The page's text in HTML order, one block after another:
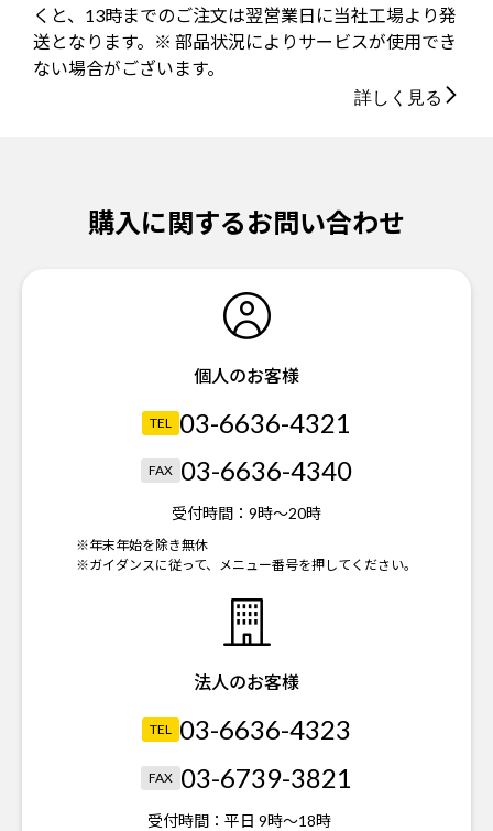
くと、13時までのご注文は翌営業日に当社工場より発
送となります。※ 部品状況によりサービスが使用でき
ない場合がございます。
詳しく見る
購入に関するお問い合わせ
個人のお客様
TEL 03-6636-4321
FAX 03-6636-4340
受付時間： 9時～20時
※年末年始を除き無休
※ガイダンスに従って、メニュー番号を押してください。
法人のお客様
TEL 03-6636-4323
FAX 03-6739-3821
受付時間： 平日 9時～18時